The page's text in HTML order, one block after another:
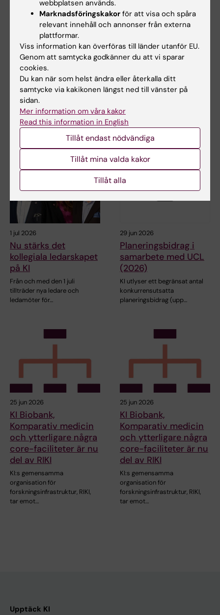
3 jul 2026
Doktorand studerar
hudens roll i
utveckling av
allergisjukdomar hos
barn
Bowen Tan vid Karolinska
Institutet undersöker hur
brister i hudens…
1 jul 2026
Nu stärks det
kollegiala ledarskapet
på KI
Från och med den 1 juli
ledamöter för…
1 jul 2026
Nu stärks det
kollegiala ledarskapet
på KI
Från och med den 1 juli
tillträder nya ledare och
ledamöter för…
29 jun 2026
Planeringsbidrag i
samarbete med UCL
(2026)
KI utlyser ett begränsat antal
konkurrensutsatta
planeringsbidrag (upp…
25 jun 2026
KI Biobank,
Komparativ medicin
och ytterligare några
core-faciliteter är nu
del av RIKI
KI:s gemensamma
organisation för
forskningsinfrastruktur, RIKI,
tar emot…
25 jun 2026
KI Biobank,
Komparativ medicin
och ytterligare några
core-faciliteter är nu
del av RIKI
KI:s gemensamma
organisation för
forskningsinfrastruktur, RIKI,
tar emot…
Upptäck KI
webbplatsen används.
Marknadsföringskakor för att visa och spåra
relevant innehåll och annonser från externa
plattformar.
Viss information kan överföras till länder utanför EU.
Genom att samtycka godkänner du att vi sparar
cookies.
Du kan när som helst ändra eller återkalla ditt
samtycke via kakikonen längst ned till vänster på
sidan.
Mer information om våra kakor
Read this information in English
Tillåt endast nödvändiga
Tillåt mina valda kakor
Tillåt alla